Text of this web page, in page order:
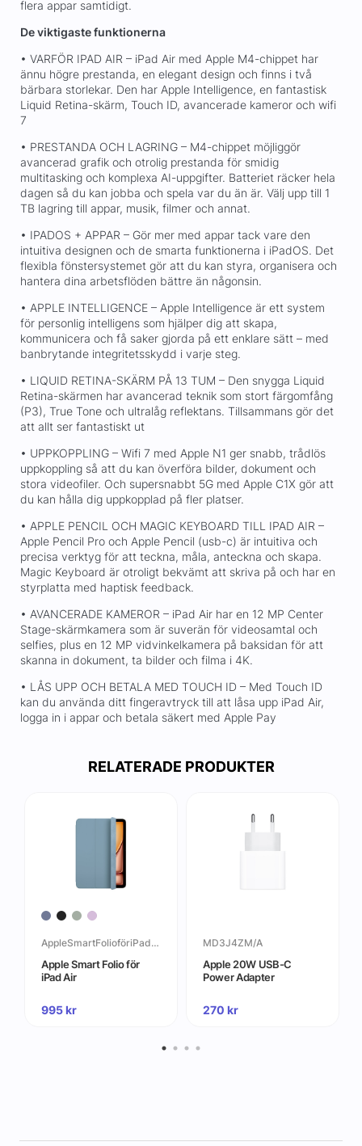
flera appar samtidigt.
De viktigaste funktionerna
• VARFÖR IPAD AIR – iPad Air med Apple M4-chippet har
ännu högre prestanda, en elegant design och finns i två
bärbara storlekar. Den har Apple Intelligence, en fantastisk
Liquid Retina-skärm, Touch ID, avancerade kameror och wifi
7
• PRESTANDA OCH LAGRING – M4-chippet möjliggör
avancerad grafik och otrolig prestanda för smidig
multitasking och komplexa AI-uppgifter. Batteriet räcker hela
dagen så du kan jobba och spela var du än är. Välj upp till 1
TB lagring till appar, musik, filmer och annat.
• IPADOS + APPAR – Gör mer med appar tack vare den
intuitiva designen och de smarta funktionerna i iPadOS. Det
flexibla fönstersystemet gör att du kan styra, organisera och
hantera dina arbetsflöden bättre än någonsin.
• APPLE INTELLIGENCE – Apple Intelligence är ett system
för personlig intelligens som hjälper dig att skapa,
kommunicera och få saker gjorda på ett enklare sätt – med
banbrytande integritetsskydd i varje steg.
• LIQUID RETINA-SKÄRM PÅ 13 TUM – Den snygga Liquid
Retina-skärmen har avancerad teknik som stort färgomfång
(P3), True Tone och ultralåg reflektans. Tillsammans gör det
att allt ser fantastiskt ut
• UPPKOPPLING – Wifi 7 med Apple N1 ger snabb, trådlös
uppkoppling så att du kan överföra bilder, dokument och
stora videofiler. Och supersnabbt 5G med Apple C1X gör att
du kan hålla dig uppkopplad på fler platser.
• APPLE PENCIL OCH MAGIC KEYBOARD TILL IPAD AIR –
Apple Pencil Pro och Apple Pencil (usb-c) är intuitiva och
precisa verktyg för att teckna, måla, anteckna och skapa.
Magic Keyboard är otroligt bekvämt att skriva på och har en
styrplatta med haptisk feedback.
• AVANCERADE KAMEROR – iPad Air har en 12 MP Center
Stage-skärmkamera som är suverän för videosamtal och
selfies, plus en 12 MP vidvinkelkamera på baksidan för att
skanna in dokument, ta bilder och filma i 4K.
• LÅS UPP OCH BETALA MED TOUCH ID – Med Touch ID
kan du använda ditt fingeravtryck till att låsa upp iPad Air,
logga in i appar och betala säkert med Apple Pay
RELATERADE PRODUKTER
AppleSmartFolioföriPadAir
Apple Smart Folio för
iPad Air
995kr
MD3J4ZM/A
Apple 20W USB-C
Power Adapter
270 kr